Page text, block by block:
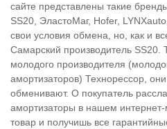
сайте представлены такие
SS20, ЭластоМаг, Hofer,
свои условия обмена, но, как и
Самарский производитель SS20.
молодого производителя
амортизаторов) Технорессор,
обменивают. О покупатель
амортизаторы в нашем
товар и получишь все